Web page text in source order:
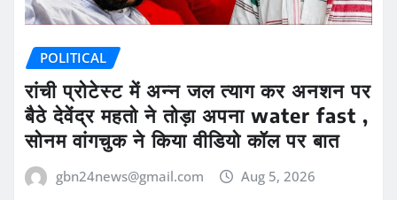
POLITICAL
रांची प्रोटेस्ट में अन्न जल त्याग कर अनशन पर
बैठे देवेंद्र महतो ने तोड़ा अपना water fast ,
सोनम वांगचुक ने किया वीडियो कॉल पर बात
gbn24news@gmail.com Aug 5, 2026